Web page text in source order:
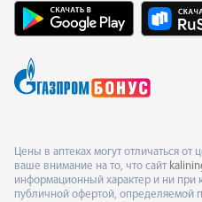
Цены в аптеках могут отличаться
ваше внимание на то, что сайт
информационный характер и ни при
публичной офертой, определяемой